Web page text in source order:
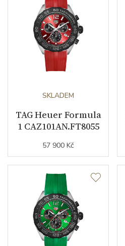
SKLADEM
TAG Heuer Formula
1 CAZ101AN.FT8055
57 900 Kč